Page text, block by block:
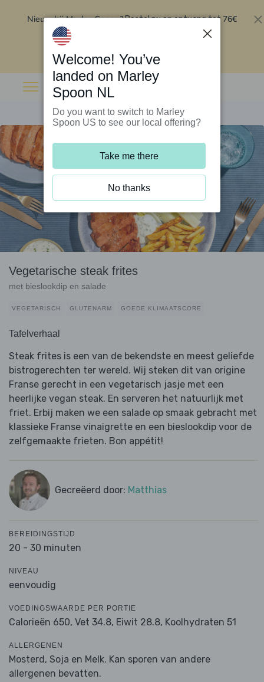
Nieuw bij Marley Spoon?Bestel nu en ontvang tot 76€
Vegetarische steak frites
met bieslookdip en salade
VEGETARISCH GLUTENARM GOEDE KLIMAATSCORE
Tafelverhaal
Steak frites is een van de bekendste en meest geliefde
bistrogerechten ter wereld. Wij steken dit van origine
Franse gerecht in een vegetarisch jasje met een
heerlijke vegan steak. En serveren het natuurlijk met
friet. Erbij maken we een salade op smaak gebracht met
klassieke Franse vinaigrette en een bieslookdip voor de
zelfgemaakte frieten. Bon appétit!
Gecreëerd door: Matthias
BEREIDINGSTIJD
20 - 30 minuten
NIVEAU
eenvoudig
VOEDINGSWAARDE PER PORTIE
Calorieën 650, Vet 34.8, Eiwit 28.8, Koolhydraten 51
ALLERGENEN
Mosterd, Soja en Melk. Kan sporen van andere
allergenen bevatten.
Welcome! You’ve
landed on Marley
Spoon NL
Do you want to switch to Marley
Spoon US to see our local offering?
Take me there
No thanks